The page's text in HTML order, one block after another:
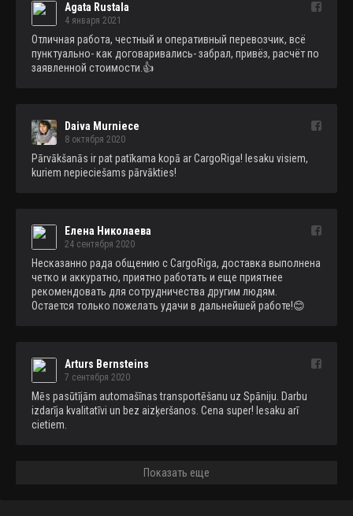
Agata Rustala
4 января 2021
Отличная работа, честный и оперативный перевозчик, всё
пунктуально- как договаривались- забрал, привёз, расчёт по
заявленной стоимости.👍
Daiva Murniece
8 октября 2020
Pārvākšanās ir pat patīkama kopā ar CargoRiga! Iesaku visiem,
kuriem nepieciešams pārvākties!
Елена Николаева
24 сентября 2020
Несказанно рада общению с CargoRiga, доставка выполнена
четко и аккуратно, приятно работать и еще приятнее
рекомендовать для сотрудничества другим людям.
Остается только пожелать удачи в дальнейшей работе!😊
Arturs Bernsteins
7 сентября 2020
Mēs pasūtījām automašīnas transportēšanu uz Spāniju. Darbu
izdarīja kvalitatīvi un bez aizķeršanos. Cena super! Iesaku arī
cietiem.
Показать еще